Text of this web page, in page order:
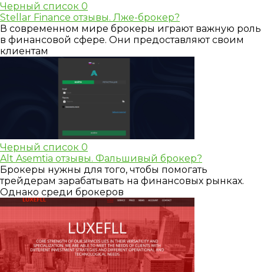
Черный список 0
Stellar Finance отзывы. Лже-брокер?
В современном мире брокеры играют важную роль
в финансовой сфере. Они предоставляют своим
клиентам
Черный список 0
Alt Asemtia отзывы. Фальшивый брокер?
Брокеры нужны для того, чтобы помогать
трейдерам зарабатывать на финансовых рынках.
Однако среди брокеров